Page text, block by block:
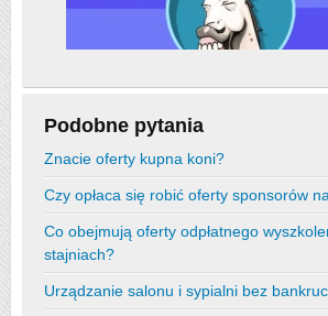
Podobne pytania
Znacie oferty kupna koni?
Czy opłaca się robić oferty sponsorów
Co obejmują oferty odpłatnego
stajniach?
Urządzanie salonu i sypialni bez